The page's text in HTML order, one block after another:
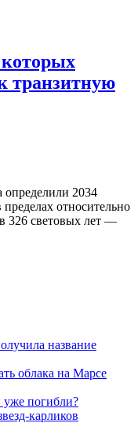
транзитную
определили 2034
относительно
326 световых лет —
название
облака на Марсе
погибли?
карликов